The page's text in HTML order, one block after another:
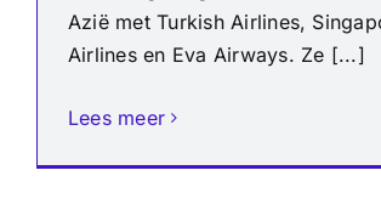
Azië met Turkish Airlines,
Airlines en Eva Airways. Ze [...]
Lees meer